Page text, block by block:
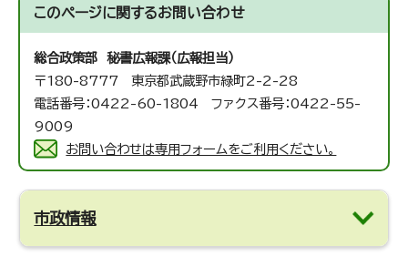
このページに関するお問い合わせ
総合政策部 秘書広報課（広報担当）
〒180-8777 東京都武蔵野市緑町2-2-28
電話番号：0422-60-1804 ファクス番号：0422-55-
9009
お問い合わせは専用フォームをご利用ください。
市政情報